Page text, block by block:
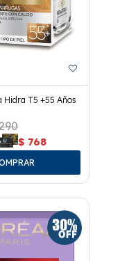
Hidra T5 +55 Años
$ 768